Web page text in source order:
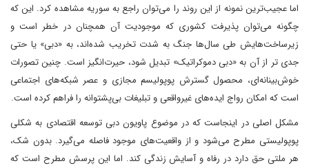
اما عجیب‌ترین نمونه از این روند را می‌توان راجع به سوریه مشاهده کرد. این که
چگونه می‌توان پذیرفت کشوری که موجودیت آن همچنان در خطر است و
زیرساخت‌هایش طی سال‌ها جنگ به شدت تخریب شده‌اند، به «دبی» یا حتی
جدی تر از آن به «دبی دموکراتیک» تبدیل شود، حیرت‌انگیز است. چنین تصورات
خوش‌بینانه‌ای، محصول گسترش پوپولیسم مجازی و عصر شبکه‌های اجتماعی
است که امکان رواج ایده‌های غیرواقعی و تبلیغات بی‌پشتوانه را فراهم کرده است.
مشکل اصلی در اینجاست که در موضوع پاویون دبی توسعه اقتصادی به شکلی
پوپولیستی مطرح می‌شود و از واقعیت‌های موجود فاصله می‌گیرد. بدون شک،
هر ملتی حق دارد در رفاه و آسایش زندگی کند. اما این پرسش مطرح است که